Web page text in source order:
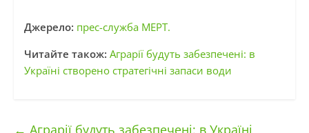
Джерело: прес-служба МЕРТ.
Читайте також: Аграрії будуть забезпечені: в
Україні створено стратегічні запаси води
← Аграрії будуть забезпечені: в Україні